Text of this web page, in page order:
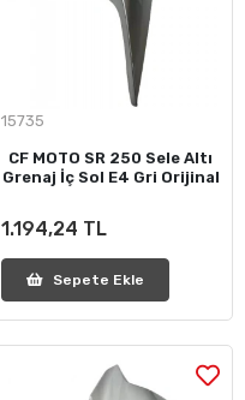
15735
CF MOTO SR 250 Sele Altı
Grenaj İç Sol E4 Gri Orijinal
1.194,24 TL
Sepete Ekle